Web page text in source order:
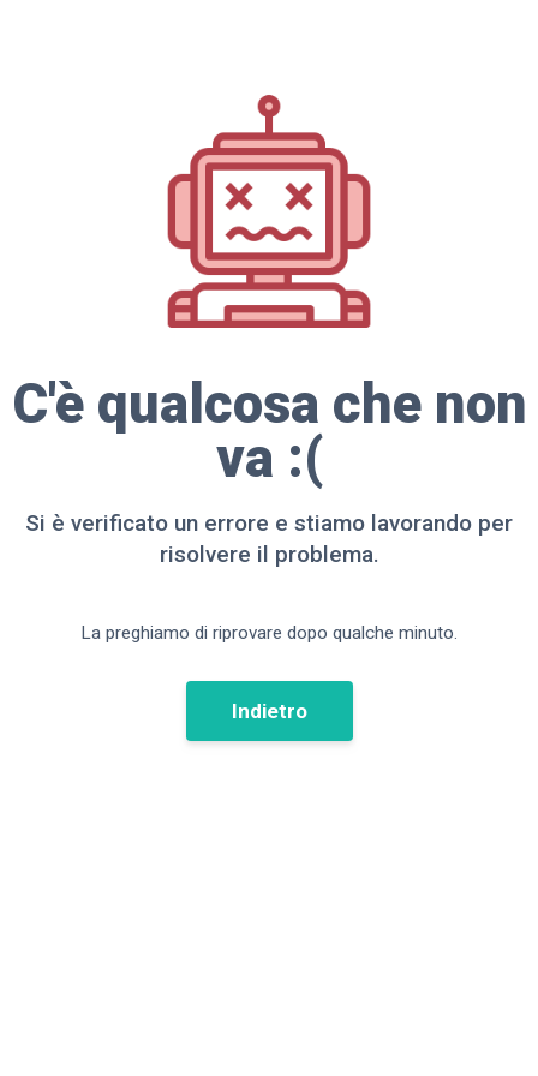
C'è qualcosa che non
va :(
Si è verificato un errore e stiamo lavorando per
risolvere il problema.
La preghiamo di riprovare dopo qualche minuto.
Indietro